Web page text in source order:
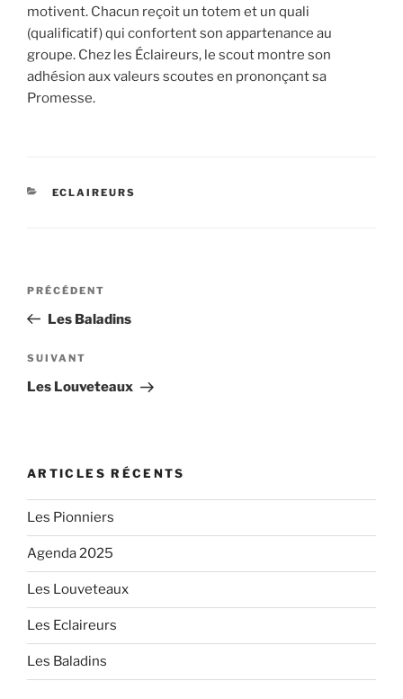
motivent. Chacun reçoit un totem et un quali
(qualificatif) qui confortent son appartenance au
groupe. Chez les Éclaireurs, le scout montre son
adhésion aux valeurs scoutes en prononçant sa
Promesse.
CATÉGORIES
ECLAIREURS
Navigation
l’article
Article
précédent
PRÉCÉDENT
Les Baladins
Article
suivant
SUIVANT
Les Louveteaux
ARTICLES RÉCENTS
Les Pionniers
Agenda 2025
Les Louveteaux
Les Eclaireurs
Les Baladins